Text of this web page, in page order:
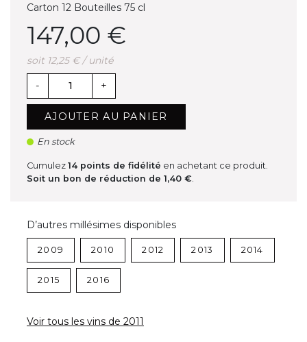
Carton 12 Bouteilles 75 cl
147,00 €
soit 12,25 € / unité
- +
AJOUTER AU PANIER
En stock
Cumulez 14points de fidélité en achetant ce produit.
Soit un bon de réduction de 1,40 €.
D’autres millésimes disponibles
2009 2010 2012 2013 2014
2015 2016
Voir tous les vins de 2011